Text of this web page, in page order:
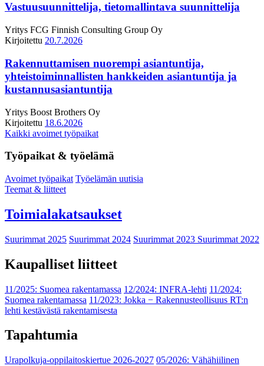
Vastuusuunnittelija, tietomallintava suunnittelija
Yritys FCG Finnish Consulting Group Oy
Kirjoitettu 20.7.2026
Rakennuttamisen nuorempi asiantuntija,
yhteistoiminnallisten hankkeiden asiantuntija ja
kustannusasiantuntija
Yritys Boost Brothers Oy
Kirjoitettu 18.6.2026
Kaikki avoimet työpaikat
Työpaikat & työelämä
Avoimet työpaikat Työelämän uutisia
Teemat & liitteet
Toimialakatsaukset
Suurimmat 2025 Suurimmat 2024 Suurimmat 2023 Suurimmat 2022
Kaupalliset liitteet
11/2025: Suomea rakentamassa 12/2024: INFRA-lehti 11/2024:
Suomea rakentamassa 11/2023: Jokka − Rakennusteollisuus RT:n
lehti kestävästä rakentamisesta
Tapahtumia
Urapolkuja-oppilaitoskiertue 2026-2027 05/2026: Vähähiilinen